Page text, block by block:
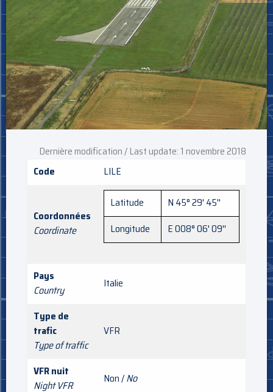
Dernière modification / Last update: 1 novembre 2018
Code
LILE
Coordonnées
Coordinate
Latitude
N 45° 29' 45''
Longitude
E 008° 06' 09''
Pays
Country
Italie
Type de
trafic
Type of traffic
VFR
VFR nuit
Night VFR
Non /No